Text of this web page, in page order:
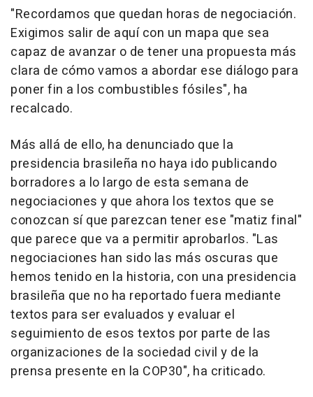
"Recordamos que quedan horas de negociación.
Exigimos salir de aquí con un mapa que sea
capaz de avanzar o de tener una propuesta más
clara de cómo vamos a abordar ese diálogo para
poner fin a los combustibles fósiles", ha
recalcado.
Más allá de ello, ha denunciado que la
presidencia brasileña no haya ido publicando
borradores a lo largo de esta semana de
negociaciones y que ahora los textos que se
conozcan sí que parezcan tener ese "matiz final"
que parece que va a permitir aprobarlos. "Las
negociaciones han sido las más oscuras que
hemos tenido en la historia, con una presidencia
brasileña que no ha reportado fuera mediante
textos para ser evaluados y evaluar el
seguimiento de esos textos por parte de las
organizaciones de la sociedad civil y de la
prensa presente en la COP30", ha criticado.